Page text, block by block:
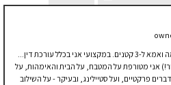
הי, אני טליה הדר, נשואה ואמא ל-3 קטנים. במקצועי אני בכלל עורכת דין...
אני מטורפת על המטבח, על הבית והאימהות, על
פרקטיים, ועל סטיילינג, ובעיקר - על השילוב